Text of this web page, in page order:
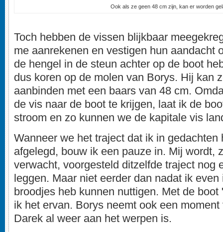
Ook als ze geen 48 cm zijn, kan er worden
Toch hebben de vissen blijkbaar
me aanrekenen en vestigen hun aandacht
de hengel in de steun achter op de boot
dus koren op de molen van Borys. Hij kan
aanbinden met een baars van 48 cm.
de vis naar de boot te krijgen, laat ik de
stroom en zo kunnen we de kapitale vis
Wanneer we het traject dat ik in gedachten
afgelegd, bouw ik een pauze in. Mij wordt,
verwacht, voorgesteld ditzelfde traject nog
leggen. Maar niet eerder dan nadat ik
broodjes heb kunnen nuttigen. Met de
ik het ervan. Borys neemt ook een
Darek al weer aan het werpen is.